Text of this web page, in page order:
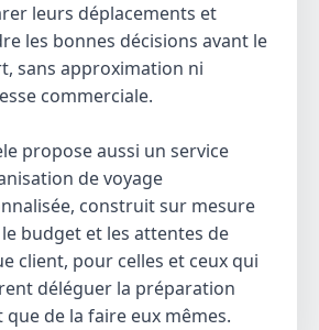
leurs déplacements et
les bonnes décisions avant le
sans approximation ni
commerciale.
propose aussi un service
de voyage
construit sur mesure
budget et les attentes de
client, pour celles et ceux qui
déléguer la préparation
de la faire eux mêmes.